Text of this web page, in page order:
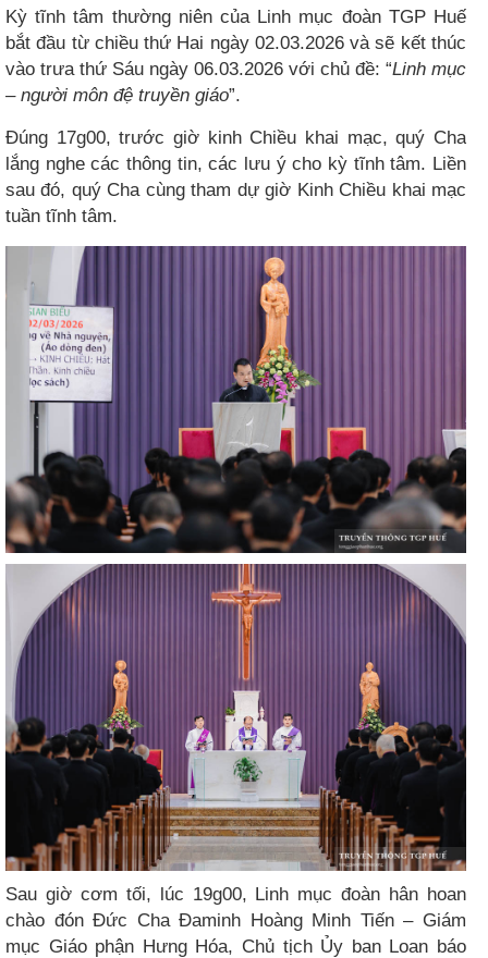
Kỳ tĩnh tâm thường niên của Linh mục đoàn TGP Huế
bắt đầu từ chiều thứ Hai ngày 02.03.2026 và sẽ kết thúc
vào trưa thứ Sáu ngày 06.03.2026 với chủ đề: “Linh mục
– người môn đệ truyền giáo”.
Đúng 17g00, trước giờ kinh Chiều khai mạc, quý Cha
lắng nghe các thông tin, các lưu ý cho kỳ tĩnh tâm. Liền
sau đó, quý Cha cùng tham dự giờ Kinh Chiều khai mạc
tuần tĩnh tâm.
Sau giờ cơm tối, lúc 19g00, Linh mục đoàn hân hoan
chào đón Đức Cha Đaminh Hoàng Minh Tiến – Giám
mục Giáo phận Hưng Hóa, Chủ tịch Ủy ban Loan báo